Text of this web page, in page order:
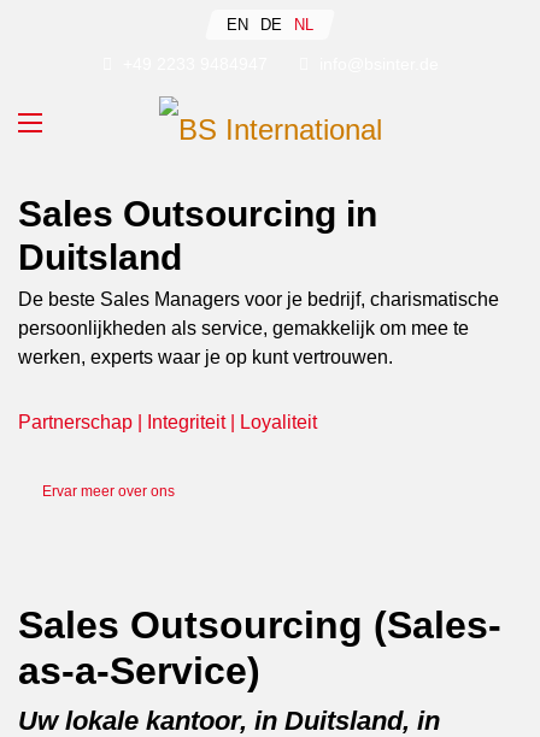
Select your language
EN DE NL
Sales Outsourcing in
Duitsland
De beste Sales Managers voor je bedrijf, charismatische
persoonlijkheden als service, gemakkelijk om mee te
werken, experts waar je op kunt vertrouwen.
Partnerschap | Integriteit | Loyaliteit
Ervar meer over ons
Sales Outsourcing (Sales-
as-a-Service)
Uw lokale kantoor, in Duitsland, in